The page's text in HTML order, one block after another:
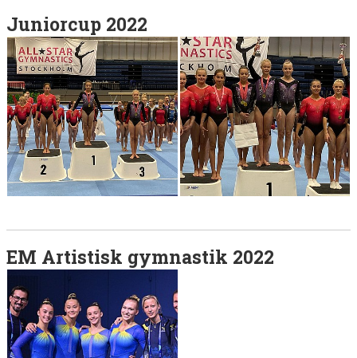
Juniorcup 2022
EM Artistisk gymnastik 2022